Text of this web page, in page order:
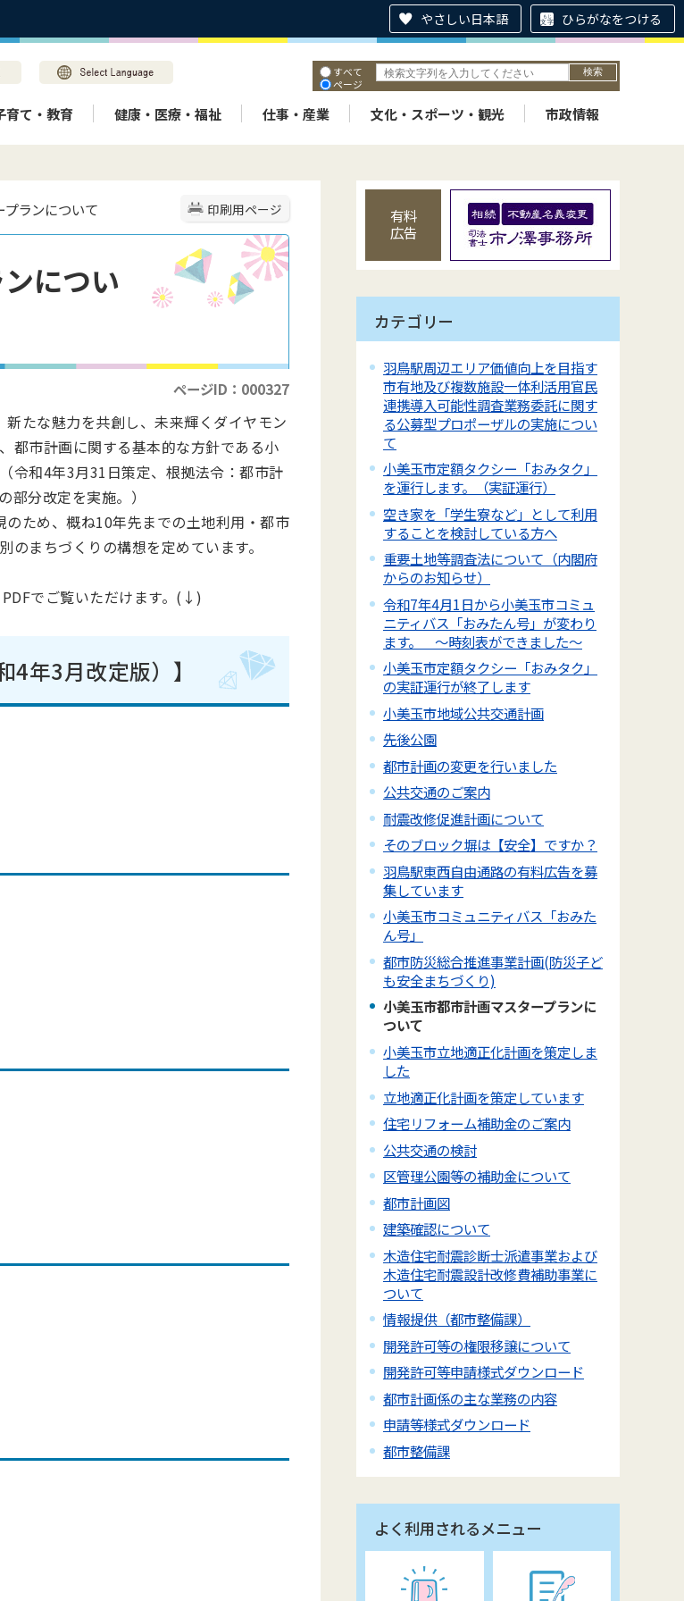
やさしい日本語 ひらがなをつける
すべて
ページ
育て・教育 健康・医療・福祉 仕事・産業 文化・スポーツ・観光 市政情報
印刷用ページ
ランについて
につい
ページID：000327
たな魅力を共創し、未来輝くダイヤモン
都市計画に関する基本的な方針である小
令和4年3月31日策定、根拠法令：都市計
分改定を実施。）
ため、概ね10年先までの土地利用・都市
まちづくりの構想を定めています。
でご覧いただけます。(↓)
4年3月改定版）】
有料
広告
カテゴリー
羽鳥駅周辺エリア価値向上を目指す
市有地及び複数施設一体利活用官民
連携導入可能性調査業務委託に関す
る公募型プロポーザルの実施につい
て
小美玉市定額タクシー「おみタク」
を運行します。（実証運行）
空き家を「学生寮など」として利用
することを検討している方へ
重要土地等調査法について（内閣府
からのお知らせ）
令和7年4月1日から小美玉市コミュ
ニティバス「おみたん号」が変わり
ます。 ～時刻表ができました～
小美玉市定額タクシー「おみタク」
の実証運行が終了します
小美玉市地域公共交通計画
先後公園
都市計画の変更を行いました
公共交通のご案内
耐震改修促進計画について
そのブロック塀は【安全】ですか？
羽鳥駅東西自由通路の有料広告を募
集しています
小美玉市コミュニティバス「おみた
ん号」
都市防災総合推進事業計画(防災子ど
も安全まちづくり)
小美玉市都市計画マスタープランに
ついて
小美玉市立地適正化計画を策定しま
した
立地適正化計画を策定しています
住宅リフォーム補助金のご案内
公共交通の検討
区管理公園等の補助金について
都市計画図
建築確認について
木造住宅耐震診断士派遣事業および
木造住宅耐震設計改修費補助事業に
ついて
情報提供（都市整備課）
開発許可等の権限移譲について
開発許可等申請様式ダウンロード
都市計画係の主な業務の内容
申請等様式ダウンロード
都市整備課
よく利用されるメニュー